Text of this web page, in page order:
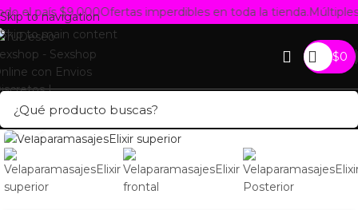
Skip to navigation
Skip to main content
imperdibles en toda la tienda.Múltiples Métodos de pagoTu
$0
Click para agrandar